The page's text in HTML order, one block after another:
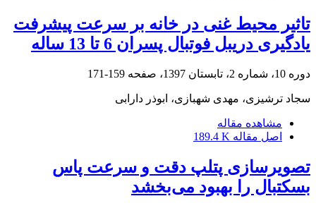
تاثیر محیط غنی در خانه بر سرعت پیشرفت
یادگیری دریبل فوتبال پسران 6 تا 13 ساله
دوره 10، شماره 2، تابستان 1397، صفحه 159-171
سجاد ترشیزی، مهدی شهبازی، ابوذر دارابی
مشاهده مقاله
اصل مقاله 189.4 K
تصویرسازی پتلپ دقت و سرعت پاس
بسکتبال را بهبود می‌بخشد